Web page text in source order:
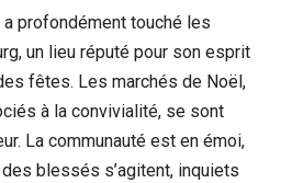
profondément touché les
un lieu réputé pour son esprit
fêtes. Les marchés de Noël,
à la convivialité, se sont
La communauté est en émoi,
blessés s’agitent, inquiets